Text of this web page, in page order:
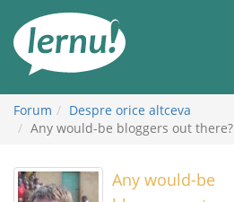
conținut
Forum
Despre orice altceva
Any would-be bloggers out there?
Any would-be